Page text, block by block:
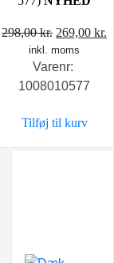
298,00kr. Den
pris
var:
269,00 kr.
inkl. moms
Varenr:
1008010577
Tilføj til kurv